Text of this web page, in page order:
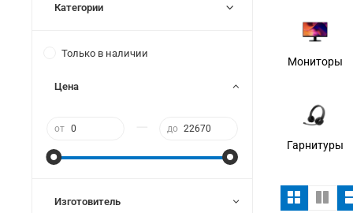
Мониторы
Гарнитуры
Категории
Только в наличии
Цена
от до
Изготовитель